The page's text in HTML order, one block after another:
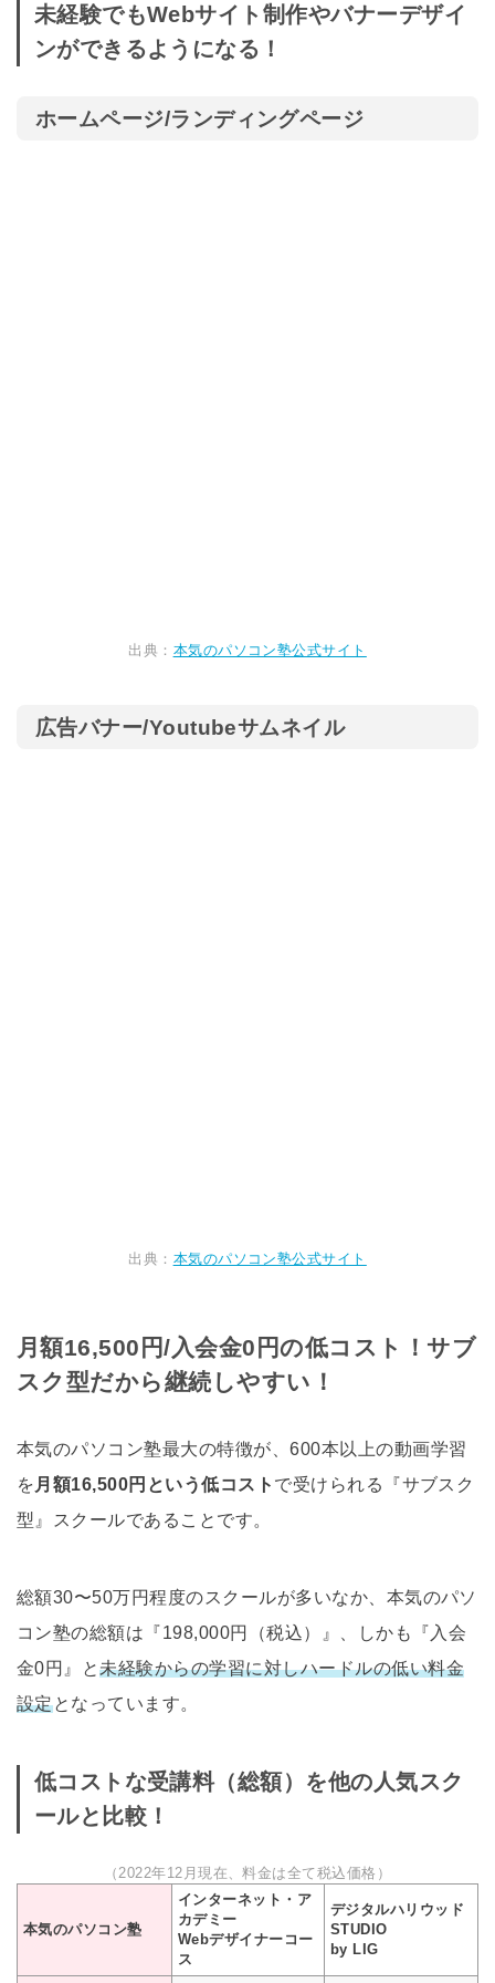
未経験でもWebサイト制作やバナーデザイ
ンができるようになる！
ホームページ/ランディングページ
出典： 本気のパソコン塾公式サイト
広告バナー/Youtubeサムネイル
出典： 本気のパソコン塾公式サイト
月額16,500円/入会金0円の低コスト！サブ
スク型だから継続しやすい！
本気のパソコン塾最大の特徴が、600本以上の動画学習
を 月額16,500円という低コスト で受けられる『サブスク
型』スクールであることです。
総額30〜50万円程度のスクールが多いなか、本気のパソ
コン塾の総額は『198,000円（税込）』、しかも『入会
金0円』と未経験からの学習に対しハードルの低い料金
設定となっています。
低コストな受講料（総額）を他の人気スク
ールと比較！
（2022年12月現在、料金は全て税込価格）
本気のパソコン塾
インターネット・ア
カデミー
Webデザイナーコー
ス
デジタルハリウッド
STUDIO
by LIG